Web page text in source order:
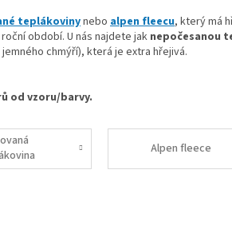
teplákovinynebo alpen fleecu, který má
období. U nás najdete jak nepočesanou
chmýří), která je extra hřejivá.
od vzoru/barvy.
Alpen fleece